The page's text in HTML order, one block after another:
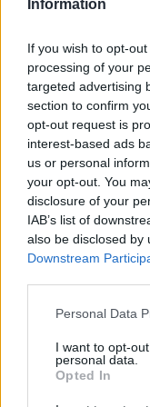
Information
If you wish to opt-
processing of your
targeted advertising
section to confirm
opt-out request is
interest-based ads
us or personal
your opt-out. You
disclosure of your
IAB’s list of
also be disclosed by
Downstream
Please note that
not limited to your
grant or deny
use your data for
Personal Data
I want to opt-
personal data.
Opted In
mondiale 2026
Partecipa al voto
World Cup 2026:
vincitori
Bianca Magni · 3 Apr 2026
ALTRI SPORT
Torneo
squadre, finali